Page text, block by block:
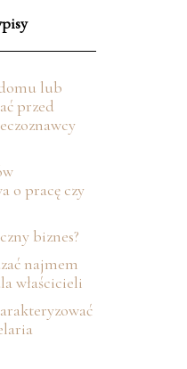
lub
przed
o pracę czy
biznes?
najmem
właścicieli